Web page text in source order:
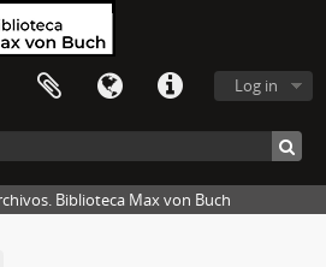
Log in
Biblioteca Max von Buch